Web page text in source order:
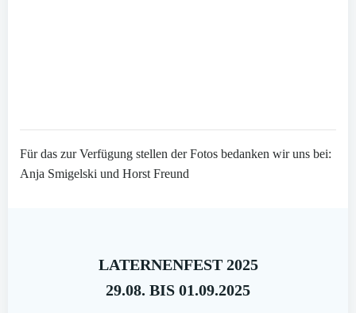
Für das zur Verfügung stellen der Fotos bedanken wir uns bei:
Anja Smigelski und Horst Freund
LATERNENFEST 2025
29.08. BIS 01.09.2025